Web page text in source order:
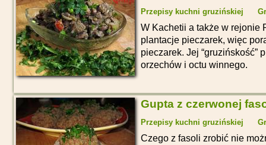
Przepisy kuchni gruzińskiej
W Kachetii a także w rejonie
plantacje pieczarek, więc
pieczarek. Jej “gruzińskość”
orzechów i octu winnego.
Gupta z czerwonej
Przepisy kuchni gruzińskiej
Czego z fasoli zrobić nie